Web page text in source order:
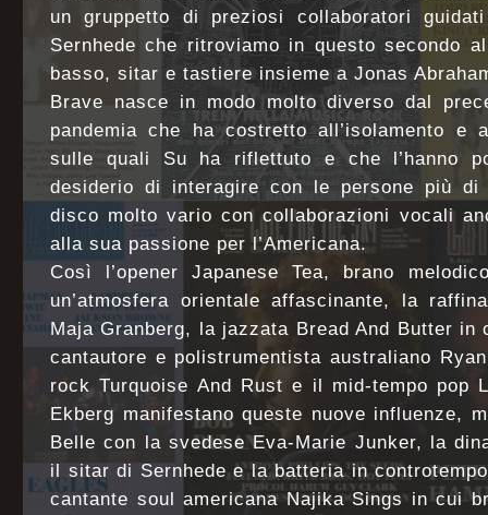
un gruppetto di preziosi collaboratori
Sernhede che ritroviamo in questo secondo
basso, sitar e tastiere insieme a Jonas
Brave nasce in modo molto diverso dal
pandemia che ha costretto all’isolamento e
sulle quali Su ha riflettuto e che l’hanno
desiderio di interagire con le persone più
disco molto vario con collaborazioni vocali
alla sua passione per l’Americana.
Così l’opener Japanese Tea, brano
un’atmosfera orientale affascinante, la
Maja Granberg, la jazzata Bread And Butter
cantautore e polistrumentista australiano
rock Turquoise And Rust e il mid-tempo pop
Ekberg manifestano queste nuove influenze,
Belle con la svedese Eva-Marie Junker, la
il sitar di Sernhede e la batteria in
cantante soul americana Najika Sings in cui